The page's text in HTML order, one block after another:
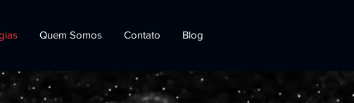
Quem Somos Contato Blog